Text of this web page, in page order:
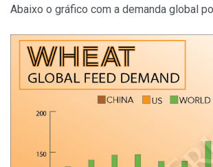
Abaixo o gráfico com a demanda global